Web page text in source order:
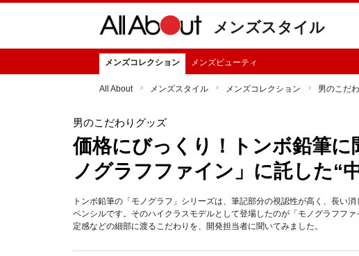
メンズスタイル
メンズコレクション メンズビューティ
All About メンズスタイル メンズコレクション 男のこだ
男のこだわりグッズ
価格にびっくり！トンボ鉛筆
ノグラフファイン」に託した“
トンボ鉛筆の「モノグラフ」シリーズは、筆記部分の視認性が高く、長い
ペンシルです。そのハイクラスモデルとして登場したのが「モノグラフフ
定感などの細部に渡るこだわりを、開発担当者に聞いてみました。